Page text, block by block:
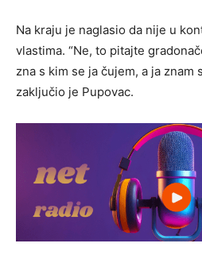
Na kraju je naglasio da nije u
vlastima. “Ne, to pitajte
zna s kim se ja čujem, a ja znam
zaključio je Pupovac.